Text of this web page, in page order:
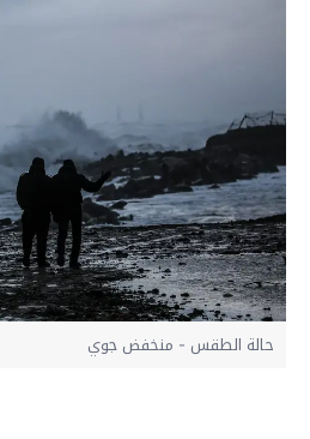
حالة الطقس - منخفض جوي